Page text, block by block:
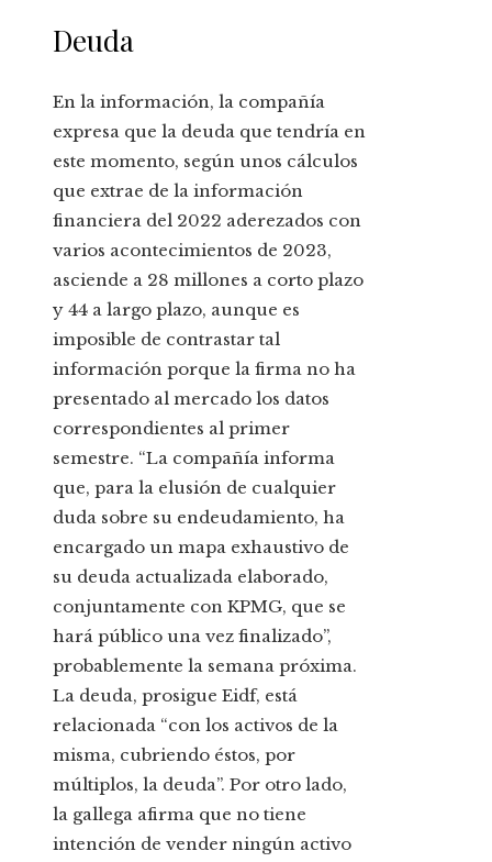
Deuda
En la información, la compañía
expresa que la deuda que tendría en
este momento, según unos cálculos
que extrae de la información
financiera del 2022 aderezados con
varios acontecimientos de 2023,
asciende a 28 millones a corto plazo
y 44 a largo plazo, aunque es
imposible de contrastar tal
información porque la firma no ha
presentado al mercado los datos
correspondientes al primer
semestre. “La compañía informa
que, para la elusión de cualquier
duda sobre su endeudamiento, ha
encargado un mapa exhaustivo de
su deuda actualizada elaborado,
conjuntamente con KPMG, que se
hará público una vez finalizado”,
probablemente la semana próxima.
La deuda, prosigue Eidf, está
relacionada “con los activos de la
misma, cubriendo éstos, por
múltiplos, la deuda”. Por otro lado,
la gallega afirma que no tiene
intención de vender ningún activo